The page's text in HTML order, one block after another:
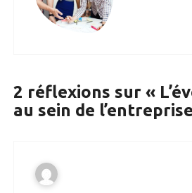
2 réflexions sur «
au sein de l’entreprise